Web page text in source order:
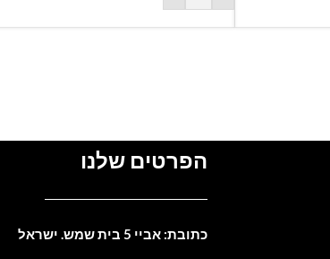
הפרטים שלנו
כתובת: אביי 5 בית שמש. ישראל